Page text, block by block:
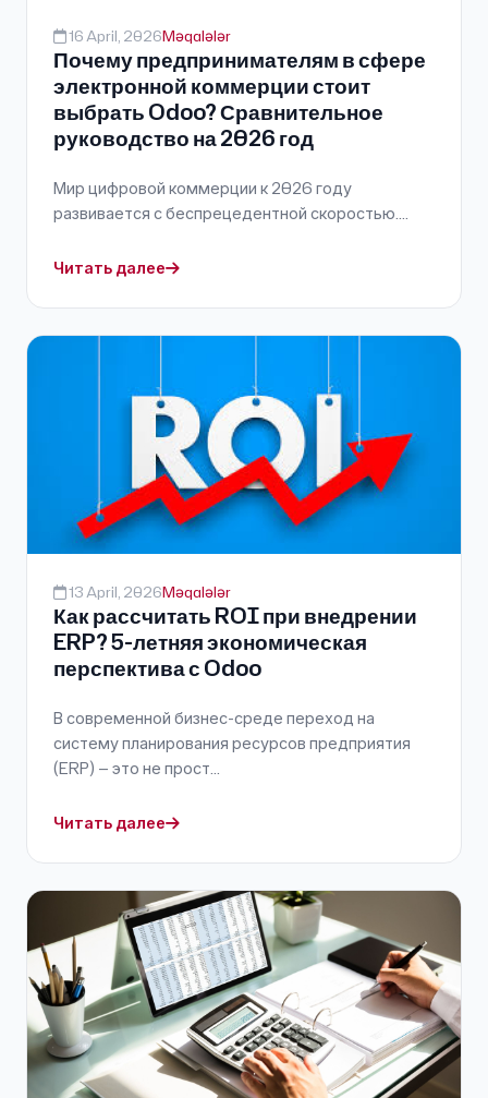
16 April, 2026Məqalələr
Почему предпринимателям в сфере
электронной коммерции стоит
выбрать Odoo? Сравнительное
руководство на 2026 год
Мир цифровой коммерции к 2026 году
развивается с беспрецедентной скоростью....
Читать далее
13 April, 2026Məqalələr
Как рассчитать ROI при внедрении
ERP? 5-летняя экономическая
перспектива с Odoo
В современной бизнес-среде переход на
систему планирования ресурсов предприятия
(ERP) — это не прост...
Читать далее